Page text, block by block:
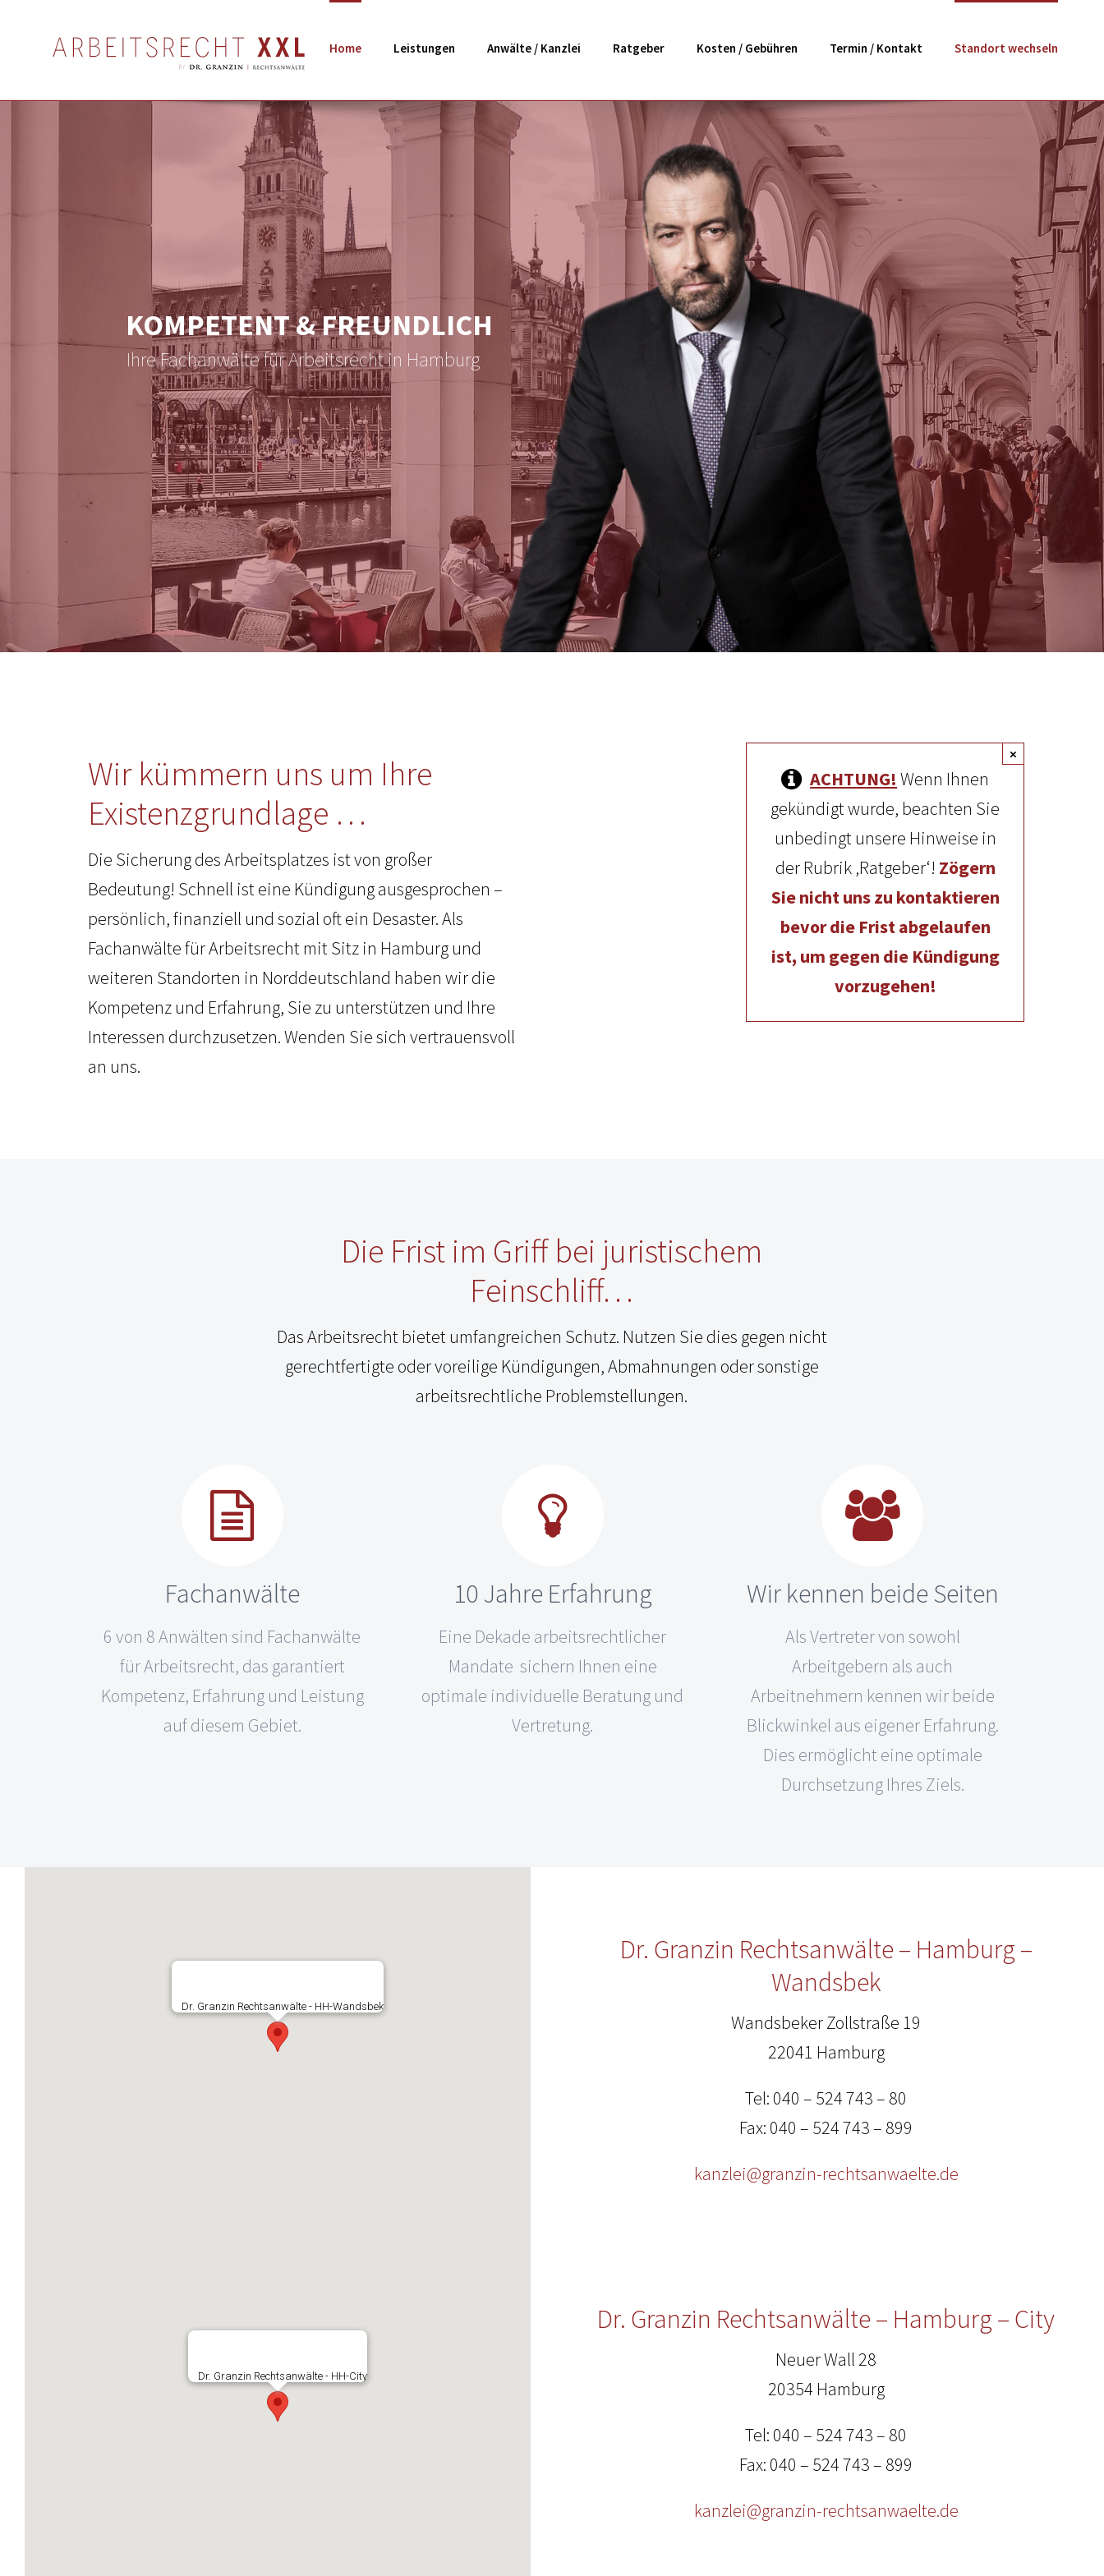
Home Leistungen Anwälte / Kanzlei Ratgeber Kosten / Gebühren Termin / Kontakt Standort wechseln
KOMPETENT & FREUNDLICH
Ihre Fachanwälte für Arbeitsrecht in Hamburg
Wir kümmern uns um Ihre
Existenzgrundlage …
Die Sicherung des Arbeitsplatzes ist von großer
Bedeutung! Schnell ist eine Kündigung ausgesprochen –
persönlich, finanziell und sozial oft ein Desaster. Als
Fachanwälte für Arbeitsrecht mit Sitz in Hamburg und
weiteren Standorten in Norddeutschland haben wir die
Kompetenz und Erfahrung, Sie zu unterstützen und Ihre
Interessen durchzusetzen. Wenden Sie sich vertrauensvoll
an uns.
×
ACHTUNG! Wenn Ihnen
gekündigt wurde, beachten Sie
unbedingt unsere Hinweise in
der Rubrik ‚Ratgeber‘! Zögern
Sie nicht uns zu kontaktieren
bevor die Frist abgelaufen
ist, um gegen die Kündigung
vorzugehen!
Die Frist im Griff bei juristischem
Feinschliff…
Das Arbeitsrecht bietet umfangreichen Schutz. Nutzen Sie dies gegen nicht
gerechtfertigte oder voreilige Kündigungen, Abmahnungen oder sonstige
arbeitsrechtliche Problemstellungen.
Fachanwälte
6 von 8 Anwälten sind Fachanwälte
für Arbeitsrecht, das garantiert
Kompetenz, Erfahrung und Leistung
auf diesem Gebiet.
10 Jahre Erfahrung
Eine Dekade arbeitsrechtlicher
Mandate sichern Ihnen eine
optimale individuelle Beratung und
Vertretung.
Wir kennen beide Seiten
Als Vertreter von sowohl
Arbeitgebern als auch
Arbeitnehmern kennen wir beide
Blickwinkel aus eigener Erfahrung.
Dies ermöglicht eine optimale
Durchsetzung Ihres Ziels.
Dr. Granzin Rechtsanwälte - HH-Wandsbek
Dr. Granzin Rechtsanwälte – Hamburg –
Wandsbek
Wandsbeker Zollstraße 19
22041 Hamburg
Tel: 040 – 524 743 – 80
Fax: 040 – 524 743 – 899
kanzlei@granzin-rechtsanwaelte.de
Dr. Granzin Rechtsanwälte - HH-City
Dr. Granzin Rechtsanwälte – Hamburg – City
Neuer Wall 28
20354 Hamburg
Tel: 040 – 524 743 – 80
Fax: 040 – 524 743 – 899
kanzlei@granzin-rechtsanwaelte.de